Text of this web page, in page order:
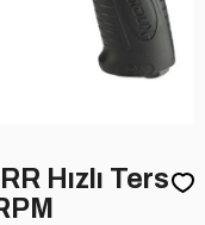
Hızlı Ters